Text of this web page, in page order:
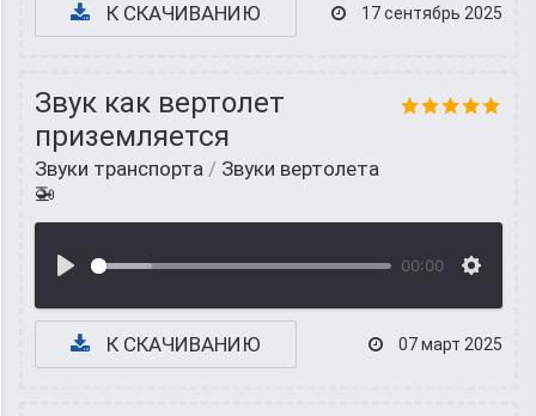
К СКАЧИВАНИЮ 17 сентябрь 2025
Звук как вертолет
приземляется
Звуки транспорта / Звуки вертолета
🚁
00:00
К СКАЧИВАНИЮ 07 март 2025